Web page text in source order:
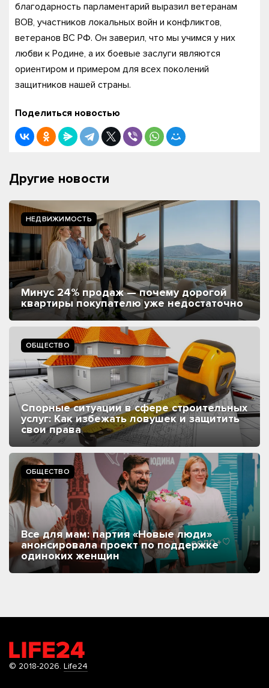
благодарность парламентарий выразил ветеранам
ВОВ, участников локальных войн и конфликтов,
ветеранов ВС РФ. Он заверил, что мы учимся у них
любви к Родине, а их боевые заслуги являются
ориентиром и примером для всех поколений
защитников нашей страны.
Поделиться новостью
Другие новости
НЕДВИЖИМОСТЬ
Минус 24% продаж — почему дорогой
квартиры покупателю уже недостаточно
ОБЩЕСТВО
Спорные ситуации в сфере строительных
услуг: Как избежать ловушек и защитить
свои права
ОБЩЕСТВО
Все для мам: партия «Новые люди»
анонсировала проект по поддержке
одиноких женщин
© 2018-2026. Life24